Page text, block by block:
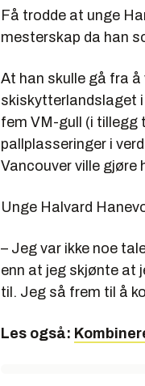
Få trodde at unge
mesterskap da han
At han skulle gå fra
skiskytterlandslaget
fem VM-gull (i tillegg
pallplasseringer i
Vancouver ville gjøre
Unge Halvard
– Jeg var ikke noe
enn at jeg skjønte at
til. Jeg så frem til å
Les også: